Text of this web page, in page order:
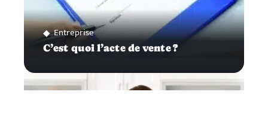
Entreprise
C’est quoi l’acte de vente ?